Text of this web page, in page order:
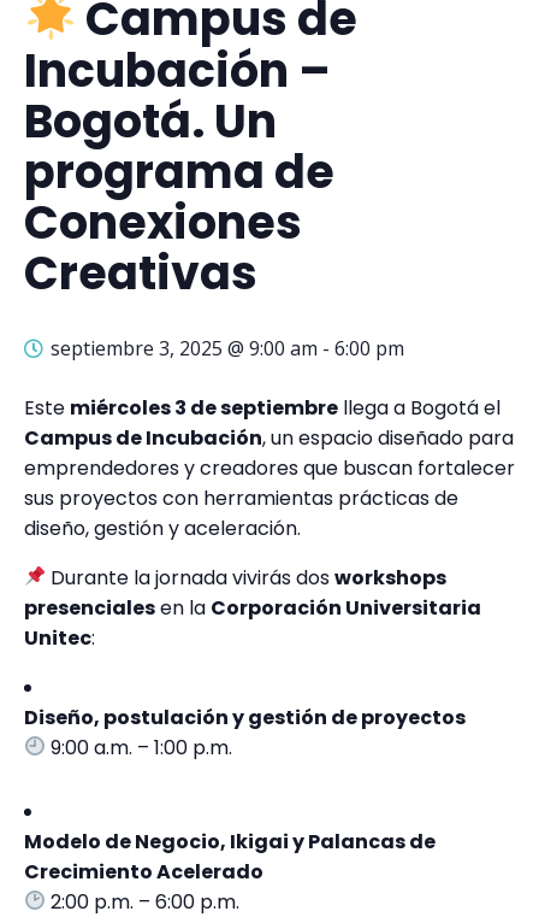
Campus de
Incubación –
Bogotá. Un
programa de
Conexiones
Creativas
septiembre 3, 2025 @ 9:00 am - 6:00 pm
Este miércoles 3 de septiembre llega a Bogotá el
Campus de Incubación, un espacio diseñado para
emprendedores y creadores que buscan fortalecer
sus proyectos con herramientas prácticas de
diseño, gestión y aceleración.
Durante la jornada vivirás dosworkshops
presencialesen la Corporación Universitaria
Unitec:
Diseño, postulación y gestión de proyectos
9:00 a.m. – 1:00 p.m.
Modelo de Negocio, Ikigai y Palancas de
Crecimiento Acelerado
2:00 p.m. – 6:00 p.m.